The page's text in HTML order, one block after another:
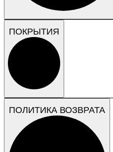
ПОКРЫТИЯ
ПОЛИТИКА ВОЗВРАТА